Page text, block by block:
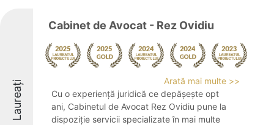
Laureați
Cabinet de Avocat - Rez Ovidiu
Arată mai multe >>
Cu o experiență juridică ce depășește opt
ani, Cabinetul de Avocat Rez Ovidiu pune la
dispoziție servicii specializate în mai multe